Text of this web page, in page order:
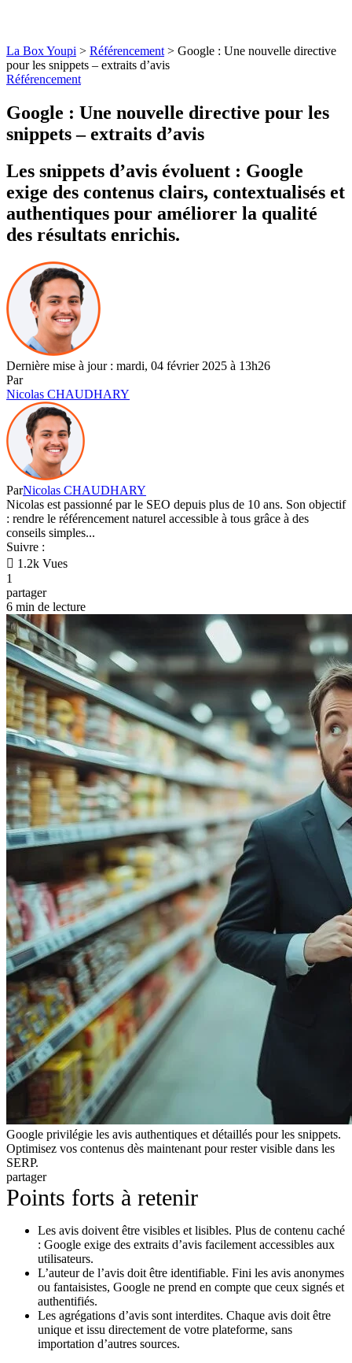
La Box Youpi > Référencement > Google : Une nouvelle directive
pour les snippets – extraits d’avis
Référencement
Google : Une nouvelle directive pour les
snippets – extraits d’avis
Les snippets d’avis évoluent : Google
exige des contenus clairs, contextualisés et
authentiques pour améliorer la qualité
des résultats enrichis.
Dernière mise à jour : mardi, 04 février 2025 à 13h26
Par
Nicolas CHAUDHARY
ParNicolas CHAUDHARY
Nicolas est passionné par le SEO depuis plus de 10 ans. Son objectif
: rendre le référencement naturel accessible à tous grâce à des
conseils simples...
Suivre :
1.2k Vues
1
partager
6 min de lecture
Google privilégie les avis authentiques et détaillés pour les snippets.
Optimisez vos contenus dès maintenant pour rester visible dans les
SERP.
partager
Points forts à retenir
Les avis doivent être visibles et lisibles. Plus de contenu caché
: Google exige des extraits d’avis facilement accessibles aux
utilisateurs.
L’auteur de l’avis doit être identifiable. Fini les avis anonymes
ou fantaisistes, Google ne prend en compte que ceux signés et
authentifiés.
Les agrégations d’avis sont interdites. Chaque avis doit être
unique et issu directement de votre plateforme, sans
importation d’autres sources.